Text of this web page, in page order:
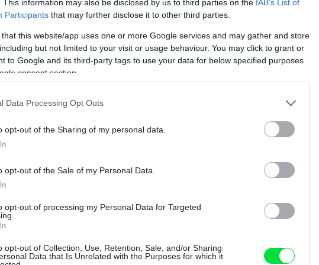
This information may also be disclosed by us to third parties on the IAB’s List of
Participants that may further disclose it to other third parties.
that this website/app uses one or more Google services and may gather and store
but not limited to your visit or usage behaviour. You may click to grant or
to Google and its third-party tags to use your data for below specified purposes
consent section.
Data Processing Opt Outs
opt-out of the Sharing of my personal data.
opt-out of the Sale of my Personal Data.
opt-out of processing my Personal Data for Targeted
opt-out of Collection, Use, Retention, Sale, and/or Sharing
Data that Is Unrelated with the Purposes for which it
na príbory a prestieranie, do
odkladanie drobností, do obývačky pod
cenností.
miestnosti alebo bytu vybavený
Starožitná komoda
na úplne inú úroveň. Tento kúsok sa
clovek by